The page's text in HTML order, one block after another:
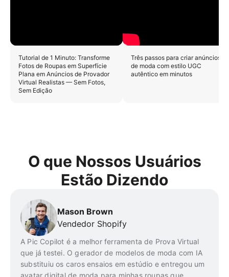
Tutorial de 1 Minuto: Transforme
Fotos de Roupas em Superfície
Plana em Anúncios de Provador
Virtual Realistas — Sem Fotos,
Sem Edição
Três passos para criar anúncios
de moda com estilo UGC
autêntico em minutos
O que Nossos Usuários
Estão Dizendo
Mason Brown
Vendedor Shopify
A Pic Copilot é a melhor ferramenta de Prova Virtual
que já testei. O gerador de modelos de moda com IA
substituiu os caros ensaios em estúdio e entregou um